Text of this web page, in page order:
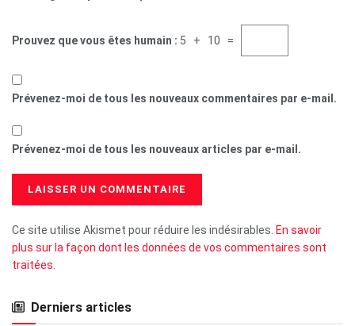
Prouvez que vous êtes humain : 5 + 10 =
Prévenez-moi de tous les nouveaux commentaires par e-mail.
Prévenez-moi de tous les nouveaux articles par e-mail.
Ce site utilise Akismet pour réduire les indésirables. En savoir
plus sur la façon dont les données de vos commentaires sont
traitées
Derniers articles